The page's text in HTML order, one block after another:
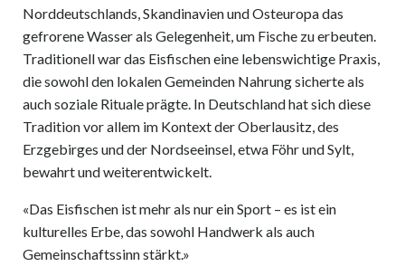
Norddeutschlands, Skandinavien und Osteuropa das
gefrorene Wasser als Gelegenheit, um Fische zu erbeuten.
Traditionell war das Eisfischen eine lebenswichtige Praxis,
die sowohl den lokalen Gemeinden Nahrung sicherte als
auch soziale Rituale prägte. In Deutschland hat sich diese
Tradition vor allem im Kontext der Oberlausitz, des
Erzgebirges und der Nordseeinsel, etwa Föhr und Sylt,
bewahrt und weiterentwickelt.
«Das Eisfischen ist mehr als nur ein Sport – es ist ein
kulturelles Erbe, das sowohl Handwerk als auch
Gemeinschaftssinn stärkt.»